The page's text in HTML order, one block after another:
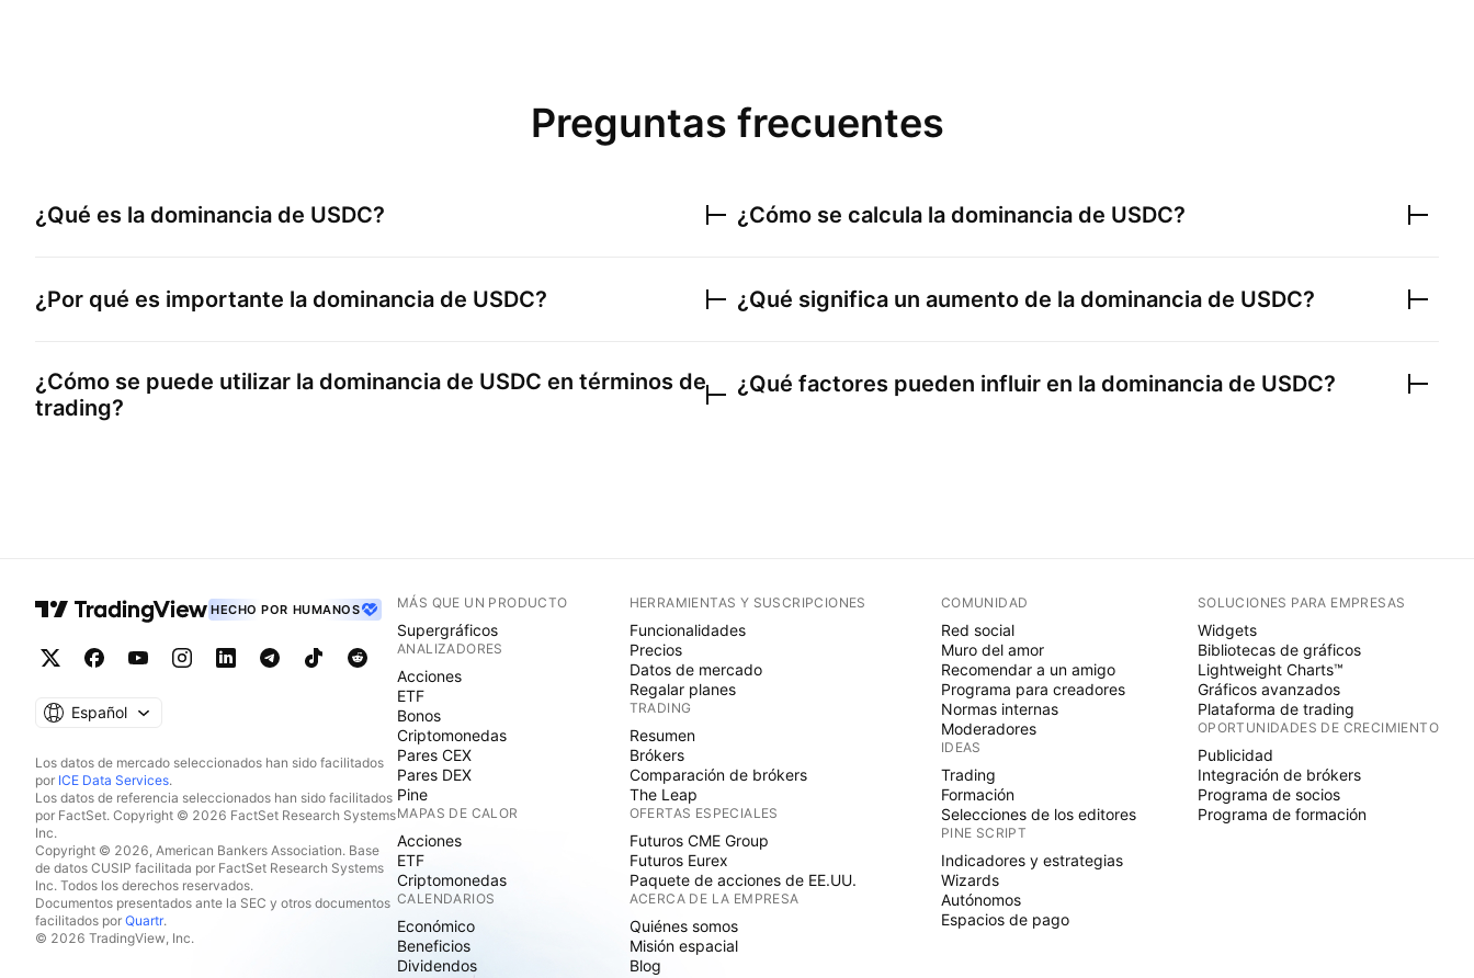
Preguntas frecuentes
¿Qué es la dominancia de USDC?
¿Por qué es importante la dominancia de USDC?
¿Cómo se puede utilizar la dominancia de USDC en términos de
trading?
¿Cómo se calcula la dominancia de USDC?
¿Qué significa un aumento de la dominancia de USDC?
¿Qué factores pueden influir en la dominancia de USDC?
HECHO POR HUMANOS
Español
Los datos de mercado seleccionados han sido facilitados
por ICE Data Services.
Los datos de referencia seleccionados han sido facilitados
por FactSet. Copyright © 2026 FactSet Research Systems
Inc.
Copyright © 2026, American Bankers Association. Base
de datos CUSIP facilitada por FactSet Research Systems
Inc. Todos los derechos reservados.
Documentos presentados ante la SEC y otros documentos
facilitados por Quartr.
© 2026 TradingView, Inc.
MÁS QUE UN PRODUCTO
Supergráficos
ANALIZADORES
Acciones
ETF
Bonos
Criptomonedas
Pares CEX
Pares DEX
Pine
MAPAS DE CALOR
Acciones
ETF
Criptomonedas
CALENDARIOS
Económico
Beneficios
Dividendos
HERRAMIENTAS Y SUSCRIPCIONES
Funcionalidades
Precios
Datos de mercado
Regalar planes
TRADING
Resumen
Brókers
Comparación de brókers
The Leap
OFERTAS ESPECIALES
Futuros CME Group
Futuros Eurex
Paquete de acciones de EE.UU.
ACERCA DE LA EMPRESA
Quiénes somos
Misión espacial
Blog
COMUNIDAD
Red social
Muro del amor
Recomendar a un amigo
Programa para creadores
Normas internas
Moderadores
IDEAS
Trading
Formación
Selecciones de los editores
PINE SCRIPT
Indicadores y estrategias
Wizards
Autónomos
Espacios de pago
SOLUCIONES PARA EMPRESAS
Widgets
Bibliotecas de gráficos
Lightweight Charts™
Gráficos avanzados
Plataforma de trading
OPORTUNIDADES DE CRECIMIENTO
Publicidad
Integración de brókers
Programa de socios
Programa de formación